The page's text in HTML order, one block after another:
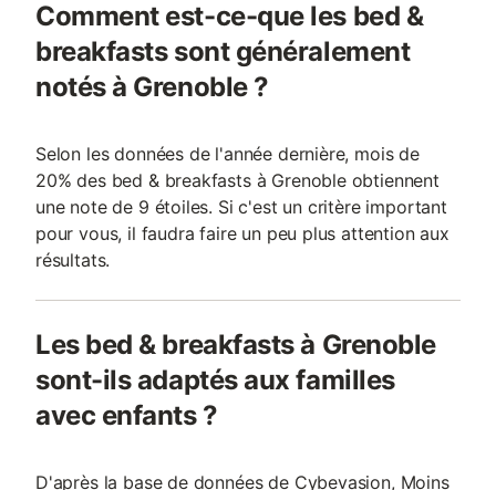
Comment est-ce-que les bed &
breakfasts sont généralement
notés à Grenoble ?
Selon les données de l'année dernière, mois de
20% des bed & breakfasts à Grenoble obtiennent
une note de 9 étoiles. Si c'est un critère important
pour vous, il faudra faire un peu plus attention aux
résultats.
Les bed & breakfasts à Grenoble
sont-ils adaptés aux familles
avec enfants ?
D'après la base de données de Cybevasion, Moins